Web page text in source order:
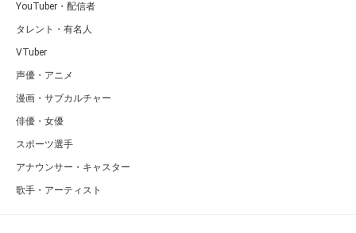
YouTuber・配信者
タレント・有名人
VTuber
声優・アニメ
漫画・サブカルチャー
俳優・女優
スポーツ選手
アナウンサー・キャスター
歌手・アーティスト